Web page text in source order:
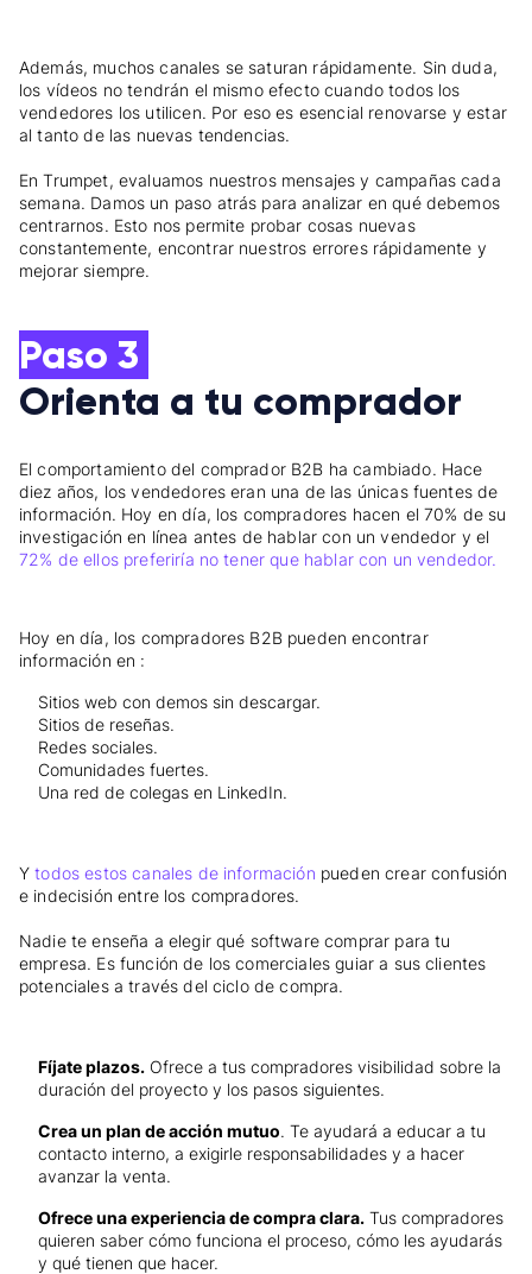
Además, muchos canales se saturan rápidamente. Sin duda,
los vídeos no tendrán el mismo efecto cuando todos los
vendedores los utilicen. Por eso es esencial renovarse y estar
al tanto de las nuevas tendencias.
En Trumpet, evaluamos nuestros mensajes y campañas cada
semana. Damos un paso atrás para analizar en qué debemos
centrarnos. Esto nos permite probar cosas nuevas
constantemente, encontrar nuestros errores rápidamente y
mejorar siempre.
Paso 3
Orienta a tu comprador
El comportamiento del comprador B2B ha cambiado. Hace
diez años, los vendedores eran una de las únicas fuentes de
información. Hoy en día, los compradores hacen el 70% de su
investigación en línea antes de hablar con un vendedor y el
72% de ellos preferiría no tener que hablar con un vendedor.
Hoy en día, los compradores B2B pueden encontrar
información en :
Sitios web con demos sin descargar.
Sitios de reseñas.
Redes sociales.
Comunidades fuertes.
Una red de colegas en LinkedIn.
Ytodos estos canales de información pueden crear confusión
e indecisión entre los compradores.
Nadie te enseña a elegir qué software comprar para tu
empresa. Es función de los comerciales guiar a sus clientes
potenciales a través del ciclo de compra.
Fíjate plazos. Ofrece a tus compradores visibilidad sobre la
duración del proyecto y los pasos siguientes.
Crea un plan de acción mutuo. Te ayudará a educar a tu
contacto interno, a exigirle responsabilidades y a hacer
avanzar la venta.
Ofrece una experiencia de compra clara. Tus compradores
quieren saber cómo funciona el proceso, cómo les ayudarás
y qué tienen que hacer.